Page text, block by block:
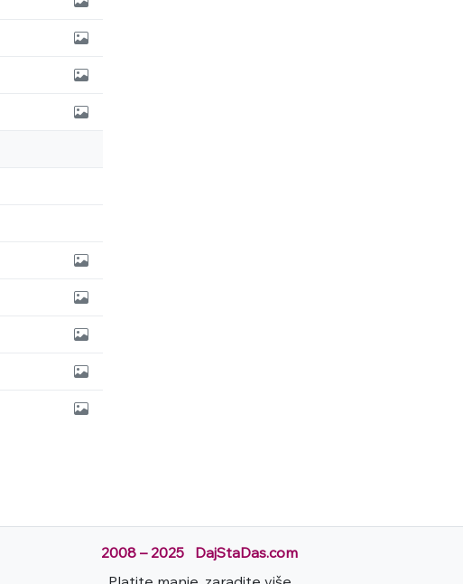
2008 – 2025 DajStaDas.com